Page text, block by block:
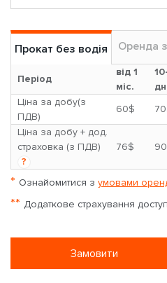
Прокат без водія Оренда
Період
від 1
міс.
Ціна за добу(з
ПДВ)
60$
Ціна за добу + дод.
страховка (з ПДВ)
?
76$
* Ознайомитися з умовами
** Додаткове страхування
Замовити